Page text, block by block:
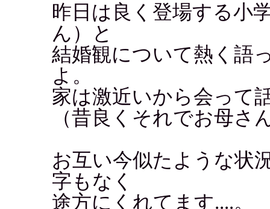
昨日は良く登場する小
ん）と
結婚観について熱く語
よ。
家は激近いから会って
（昔良くそれでお母さ
お互い今似たような状
字もなく
途方にくれてます....。